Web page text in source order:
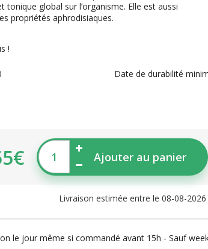
tonique global sur l’organisme. Elle est aussi
propriétés aphrodisiaques.
!
Date de durabilité
Ajouter au panier
Livraison estimée entre le 08-08-
le jour même si commandé avant 15h - Sauf